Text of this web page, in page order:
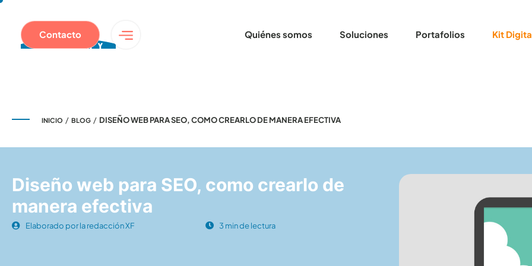
Quiénes somos Soluciones Portafolios Kit
Contacto
INICIO / BLOG / DISEÑO WEB PARA SEO, COMO CREARLO DE MANERA EFECTIVA
Diseño web para SEO, como crearlo de
manera efectiva
Elaborado por la redacción XF 3 min de lectura